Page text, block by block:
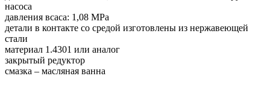
насоса
давления всаса: 1,08 MPa
детали в контакте со средой изготовлены из нержавеющей
стали
материал 1.4301 или аналог
закрытый редуктор
смазка – масляная ванна